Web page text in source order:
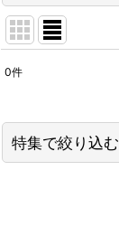
並び順 :
0件
特集で絞り込む